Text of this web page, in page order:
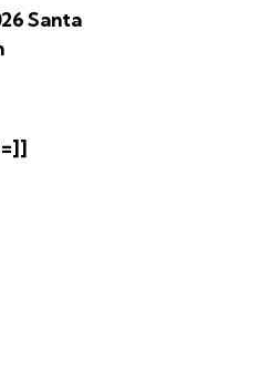
Santa